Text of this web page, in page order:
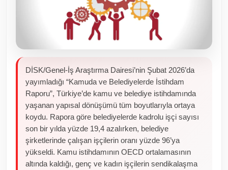
DİSK/Genel-İş Araştırma Dairesi’nin Şubat 2026’da
yayımladığı “Kamuda ve Belediyelerde İstihdam
Raporu”, Türkiye’de kamu ve belediye istihdamında
yaşanan yapısal dönüşümü tüm boyutlarıyla ortaya
koydu. Rapora göre belediyelerde kadrolu işçi sayısı
son bir yılda yüzde 19,4 azalırken, belediye
şirketlerinde çalışan işçilerin oranı yüzde 96’ya
yükseldi. Kamu istihdamının OECD ortalamasının
altında kaldığı, genç ve kadın işçilerin sendikalaşma